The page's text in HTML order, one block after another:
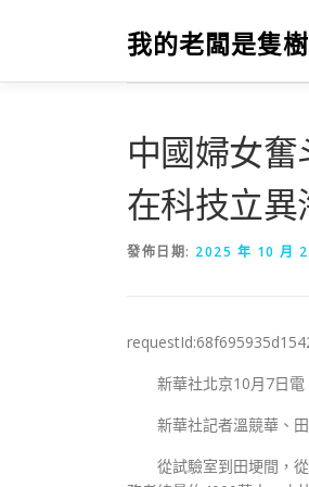
要
我的老闆是隻
中國婦女
在科技立
發佈日期: 2025 年 10 月
新華社北京10月7日電
新華社記者溫競華、
從試驗室到田埂間，